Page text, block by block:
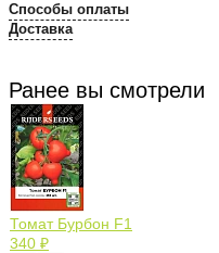
Способы оплаты
Доставка
Ранее вы смотрели
Томат Бурбон F1
340 ₽